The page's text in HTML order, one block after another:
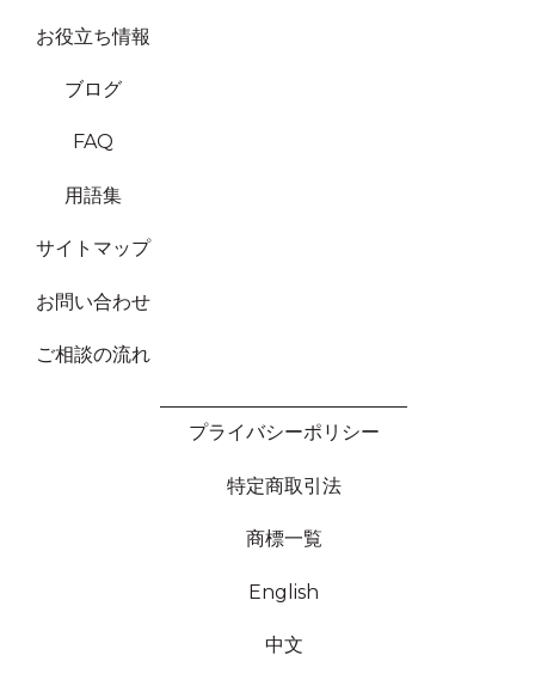
お役立ち情報
ブログ
FAQ
用語集
サイトマップ
お問い合わせ
ご相談の流れ
プライバシーポリシー
特定商取引法
商標一覧
English
中文